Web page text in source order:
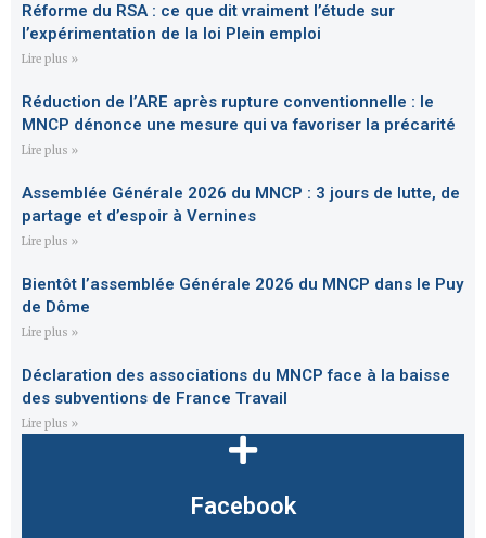
Réforme du RSA : ce que dit vraiment l’étude sur
l’expérimentation de la loi Plein emploi
Lire plus »
Réduction de l’ARE après rupture conventionnelle : le
MNCP dénonce une mesure qui va favoriser la précarité
Lire plus »
Assemblée Générale 2026 du MNCP : 3 jours de lutte, de
partage et d’espoir à Vernines
Lire plus »
Bientôt l’assemblée Générale 2026 du MNCP dans le Puy
de Dôme
Lire plus »
Déclaration des associations du MNCP face à la baisse
des subventions de France Travail
Lire plus »
Facebook